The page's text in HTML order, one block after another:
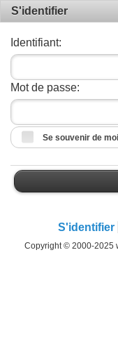
S'identifier
Identifiant:
Mot de passe:
Se souvenir de
S'identifier
Copyright © 2000-2025